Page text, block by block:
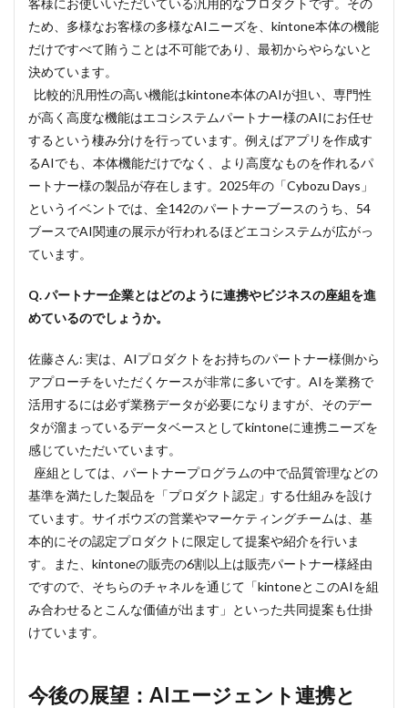
ため、多様なお客様の多様なAIニーズを、kintone本体の機能
だけですべて賄うことは不可能であり、最初からやらないと
決めています。
比較的汎用性の高い機能はkintone本体のAIが担い、専門性
が高く高度な機能はエコシステムパートナー様のAIにお任せ
するという棲み分けを行っています。例えばアプリを作成す
るAIでも、本体機能だけでなく、より高度なものを作れるパ
ートナー様の製品が存在します。2025年の「Cybozu Days」
というイベントでは、全142のパートナーブースのうち、54
ブースでAI関連の展示が行われるほどエコシステムが広がっ
ています。
Q. パートナー企業とはどのように連携やビジネスの座組を進
めているのでしょうか。
佐藤さん: 実は、AIプロダクトをお持ちのパートナー様側から
アプローチをいただくケースが非常に多いです。AIを業務で
活用するには必ず業務データが必要になりますが、そのデー
タが溜まっているデータベースとしてkintoneに連携ニーズを
感じていただいています。
座組としては、パートナープログラムの中で品質管理などの
基準を満たした製品を「プロダクト認定」する仕組みを設け
ています。サイボウズの営業やマーケティングチームは、基
本的にその認定プロダクトに限定して提案や紹介を行いま
す。また、kintoneの販売の6割以上は販売パートナー様経由
ですので、そちらのチャネルを通じて「kintoneとこのAIを組
み合わせるとこんな価値が出ます」といった共同提案も仕掛
けています。
今後の展望：AIエージェント連携と